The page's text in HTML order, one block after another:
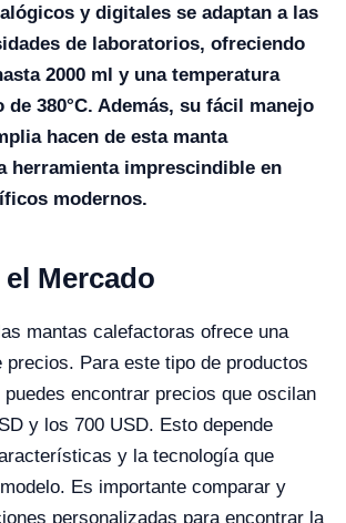
y digitales se adaptan a las
de laboratorios, ofreciendo
2000 ml y una temperatura
de 380°C. Además, su fácil manejo
hacen de esta manta
herramienta imprescindible en
modernos.
Mercado
mantas calefactoras ofrece una
precios. Para este tipo de productos
encontrar precios que oscilan
y los 700 USD. Esto depende
y la tecnología que
Es importante comparar y
personalizadas para encontrar la